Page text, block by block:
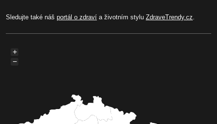
Sledujte také náš portál o zdraví a životním stylu ZdraveTrendy.cz.
+
−